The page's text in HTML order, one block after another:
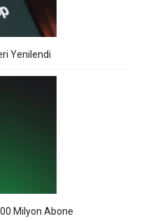
Yenilendi
Milyon Abone